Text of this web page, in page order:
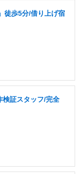
徒歩5分/借り上げ宿
検証スタッフ/完全